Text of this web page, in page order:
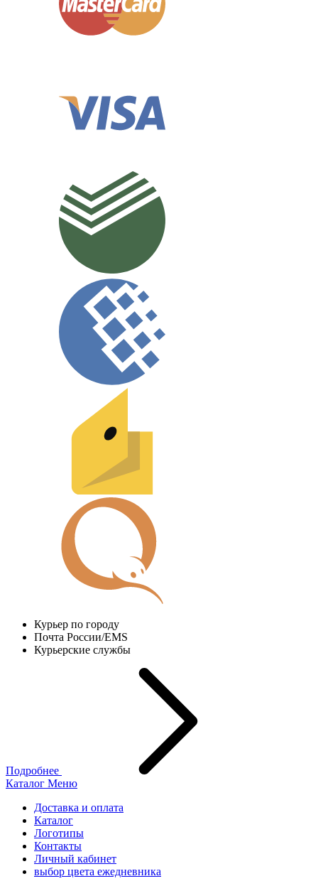
Курьер по городу
Почта России/EMS
Курьерские службы
Подробнее
Каталог Меню
Доставка и оплата
Каталог
Логотипы
Контакты
Личный кабинет
выбор цвета ежедневника